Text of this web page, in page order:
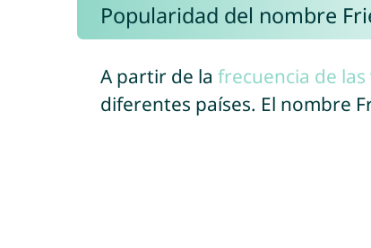
Popularidad del nombre
A partir de la frecuencia de
diferentes países. El nombre